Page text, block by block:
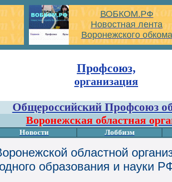
ВОБКОМ.РФ
Новостная лента
Воронежского обкома
Профсоюз,
организация
Общероссийский Профсоюз
Воронежская областная
Новости Лоббизм
областной
образования и науки